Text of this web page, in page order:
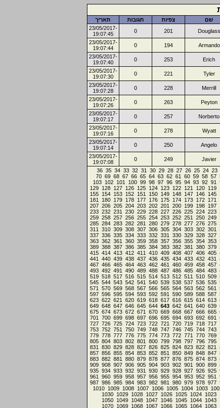
שם צפיות תגובות
תאריך
Douglass
201
0
23/05/2017-
19:07:45
Armando
194
0
23/05/2017-
19:07:44
Erich
253
0
23/05/2017-
19:07:40
Tyler
221
0
23/05/2017-
19:07:30
Merrill
228
0
23/05/2017-
19:07:28
Peyton
263
0
23/05/2017-
19:07:26
Norberto
257
0
23/05/2017-
19:07:17
Wyatt
278
0
23/05/2017-
19:07:16
Angelo
250
0
23/05/2017-
19:07:14
Javier
249
0
23/05/2017-
19:07:08
23
24
25
26
27
28
29
30
31
32
33
34
35
36
57
58
59
60
61
62
63
64
65
66
67
68
69
70
91
92
93
94
95
96
97
98
99
100
101
102
103
119
120
121
122
123
124
125
126
127
128
129
145
146
147
148
149
150
151
152
153
154
155
171
172
173
174
175
176
177
178
179
180
181
197
198
199
200
201
202
203
204
205
206
207
223
224
225
226
227
228
229
230
231
232
233
249
250
251
252
253
254
255
256
257
258
259
275
276
277
278
279
280
281
282
283
284
285
301
302
303
304
305
306
307
308
309
310
311
327
328
329
330
331
332
333
334
335
336
337
353
354
355
356
357
358
359
360
361
362
363
379
380
381
382
383
384
385
386
387
388
389
405
406
407
408
409
410
411
412
413
414
415
431
432
433
434
435
436
437
438
439
440
441
457
458
459
460
461
462
463
464
465
466
467
483
484
485
486
487
488
489
490
491
492
493
509
510
511
512
513
514
515
516
517
518
519
535
536
537
538
539
540
541
542
543
544
545
561
562
563
564
565
566
567
568
569
570
571
587
588
589
590
591
592
593
594
595
596
597
613
614
615
616
617
618
619
620
621
622
623
639
640
641
642
643
644
645
646
647
648
649
665
666
667
668
669
670
671
672
673
674
675
691
692
693
694
695
696
697
698
699
700
701
717
718
719
720
721
722
723
724
725
726
727
743
744
745
746
747
748
749
750
751
752
753
769
770
771
772
773
774
775
776
777
778
779
795
796
797
798
799
800
801
802
803
804
805
821
822
823
824
825
826
827
828
829
830
831
847
848
849
850
851
852
853
854
855
856
857
873
874
875
876
877
878
879
880
881
882
883
899
900
901
902
903
904
905
906
907
908
909
925
926
927
928
929
930
931
932
933
934
935
951
952
953
954
955
956
957
958
959
960
961
977
978
979
980
981
982
983
984
985
986
987
1003
1004
1005
1006
1007
1008
1009
1010
1023
1024
1025
1026
1027
1028
1029
1030
1043
1044
1045
1046
1047
1048
1049
1050
1063
1064
1065
1066
1067
1068
1069
1070